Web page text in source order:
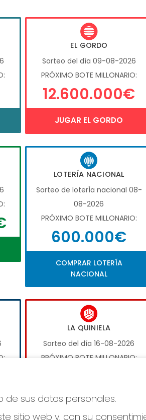
EL GORDO
Sorteo del día 09-08-2026
PRÓXIMO BOTE MILLONARIO:
12.600.000€
JUGAR EL GORDO
LOTERÍA NACIONAL
Sorteo de loterÍa nacional 08-
08-2026
PRÓXIMO BOTE MILLONARIO:
600.000€
COMPRAR LOTERÍA
NACIONAL
LA QUINIELA
Sorteo del día 16-08-2026
PRÓXIMO BOTE MILLONARIO:
JUGAR LA QUINIELA
de sus datos personales.
sitio web y, con su